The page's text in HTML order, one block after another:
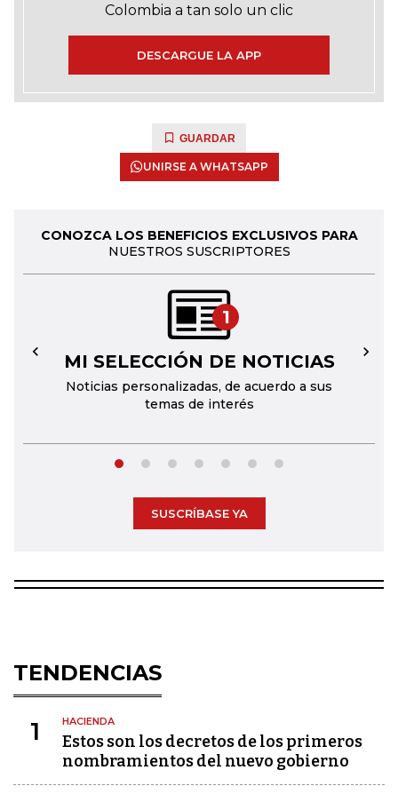
Colombia a tan solo un clic
DESCARGUE LA APP
GUARDAR
UNIRSE A WHATSAPP
CONOZCA LOS BENEFICIOS EXCLUSIVOS PARA
NUESTROS SUSCRIPTORES
1
MI SELECCIÓN DE NOTICIAS
Noticias personalizadas, de acuerdo a sus
temas de interés
← →
SUSCRÍBASE YA
TENDENCIAS
1 HACIENDA
Estos son los decretos de los primeros
nombramientos del nuevo gobierno